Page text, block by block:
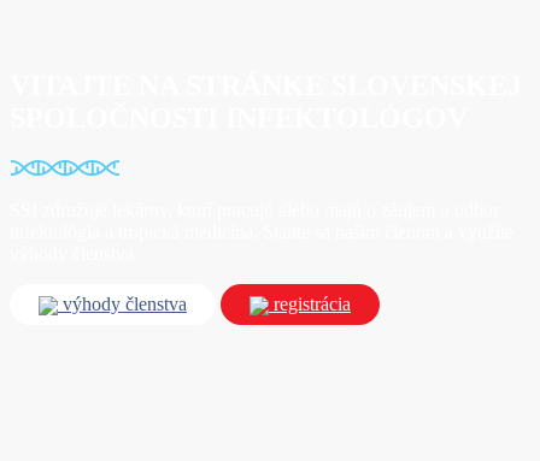
výhody členstva registrácia